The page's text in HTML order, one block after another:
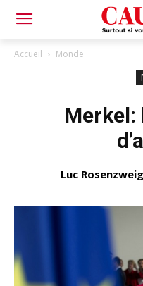
Accueil Monde
Merkel:
Luc Rosenzweig